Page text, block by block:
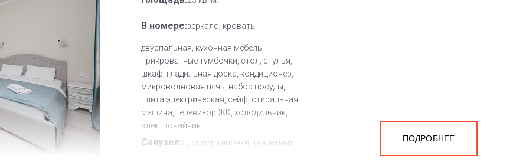
В номере:зеркало, кровать
двуспальная, кухонная мебель,
прикроватные тумбочки, стол, стулья,
шкаф, гладильная доска, кондиционер,
микроволновая печь, набор посуды,
плита электрическая, сейф, стиральная
машина, телевизор ЖК, холодильник,
электрочайник
Санузел:с душем, тапочки, туалетные ПОДРОБНЕЕ